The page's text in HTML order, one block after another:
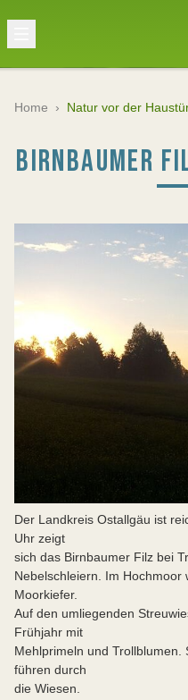
Home › Natur vor der
BIRNBAUMER
Der Landkreis Ostallgäu ist
Uhr zeigt
sich das Birnbaumer Filz bei
Nebelschleiern. Im Hochmoor
Moorkiefer.
Auf den umliegenden
Frühjahr mit
Mehlprimeln und
führen durch
die Wiesen.